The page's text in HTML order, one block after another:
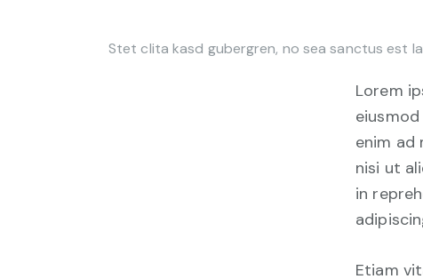
Stet clita kasd gubergren, no sea sanctus est
Lorem
enim ad
nisi ut
in
Etiam